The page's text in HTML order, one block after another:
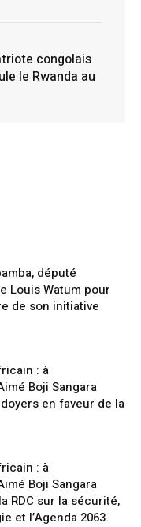
congolais
le Rwanda au
député
Louis Watum pour
de son initiative
: à
Boji Sangara
en faveur de la
: à
Boji Sangara
RDC sur la sécurité,
et l’Agenda 2063.